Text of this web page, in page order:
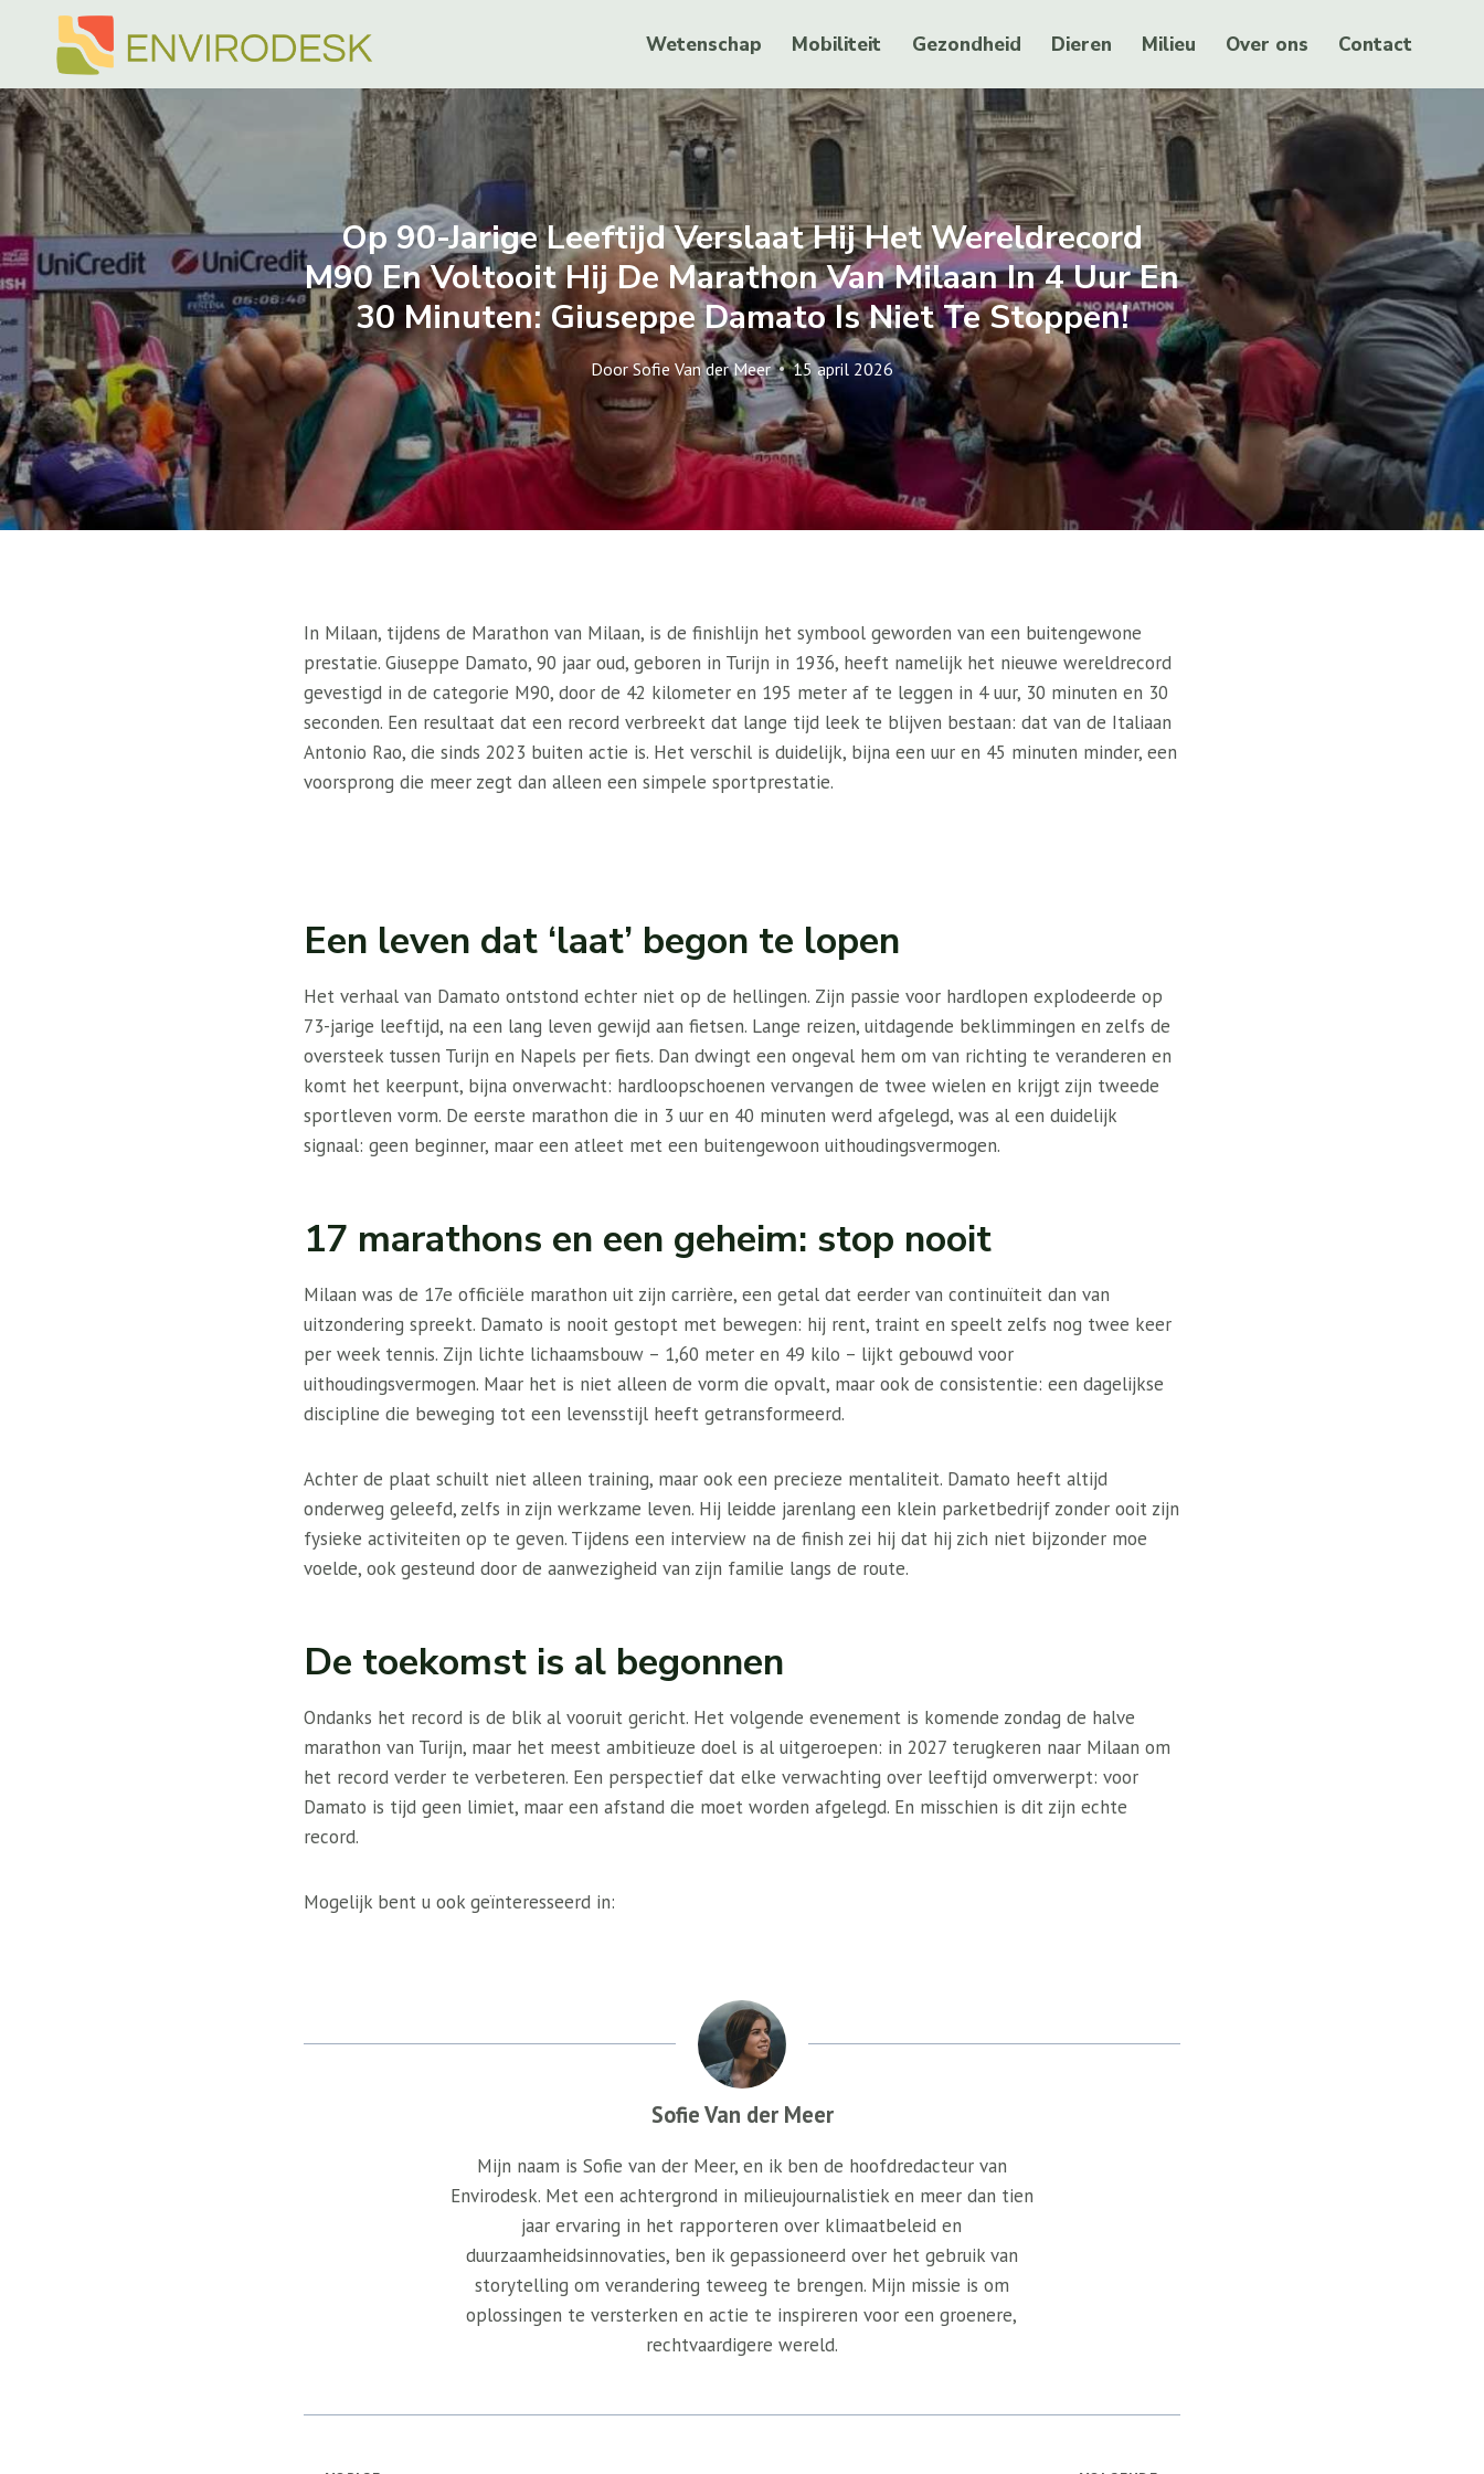
Doorgaan
Wetenschap Mobiliteit Gezondheid Dieren Milieu Over ons Contact
Op 90-Jarige Leeftijd Verslaat Hij Het Wereldrecord
M90 En Voltooit Hij De Marathon Van Milaan In 4 Uur En
30 Minuten: Giuseppe Damato Is Niet Te Stoppen!
DoorSofie Van der Meer 15 april 2026
In Milaan, tijdens de Marathon van Milaan, is de finishlijn het symbool geworden van een buitengewone
prestatie. Giuseppe Damato, 90 jaar oud, geboren in Turijn in 1936, heeft namelijk het nieuwe wereldrecord
gevestigd in de categorie M90, door de 42 kilometer en 195 meter af te leggen in 4 uur, 30 minuten en 30
seconden. Een resultaat dat een record verbreekt dat lange tijd leek te blijven bestaan: dat van de Italiaan
Antonio Rao, die sinds 2023 buiten actie is. Het verschil is duidelijk, bijna een uur en 45 minuten minder, een
voorsprong die meer zegt dan alleen een simpele sportprestatie.
Een leven dat ‘laat’ begon te lopen
Het verhaal van Damato ontstond echter niet op de hellingen. Zijn passie voor hardlopen explodeerde op
73-jarige leeftijd, na een lang leven gewijd aan fietsen. Lange reizen, uitdagende beklimmingen en zelfs de
oversteek tussen Turijn en Napels per fiets. Dan dwingt een ongeval hem om van richting te veranderen en
komt het keerpunt, bijna onverwacht: hardloopschoenen vervangen de twee wielen en krijgt zijn tweede
sportleven vorm. De eerste marathon die in 3 uur en 40 minuten werd afgelegd, was al een duidelijk
signaal: geen beginner, maar een atleet met een buitengewoon uithoudingsvermogen.
17 marathons en een geheim: stop nooit
Milaan was de 17e officiële marathon uit zijn carrière, een getal dat eerder van continuïteit dan van
uitzondering spreekt. Damato is nooit gestopt met bewegen: hij rent, traint en speelt zelfs nog twee keer
per week tennis. Zijn lichte lichaamsbouw – 1,60 meter en 49 kilo – lijkt gebouwd voor
uithoudingsvermogen. Maar het is niet alleen de vorm die opvalt, maar ook de consistentie: een dagelijkse
discipline die beweging tot een levensstijl heeft getransformeerd.
Achter de plaat schuilt niet alleen training, maar ook een precieze mentaliteit. Damato heeft altijd
onderweg geleefd, zelfs in zijn werkzame leven. Hij leidde jarenlang een klein parketbedrijf zonder ooit zijn
fysieke activiteiten op te geven. Tijdens een interview na de finish zei hij dat hij zich niet bijzonder moe
voelde, ook gesteund door de aanwezigheid van zijn familie langs de route.
De toekomst is al begonnen
Ondanks het record is de blik al vooruit gericht. Het volgende evenement is komende zondag de halve
marathon van Turijn, maar het meest ambitieuze doel is al uitgeroepen: in 2027 terugkeren naar Milaan om
het record verder te verbeteren. Een perspectief dat elke verwachting over leeftijd omverwerpt: voor
Damato is tijd geen limiet, maar een afstand die moet worden afgelegd. En misschien is dit zijn echte
record.
Mogelijk bent u ook geïnteresseerd in:
Sofie Van der Meer
Mijn naam is Sofie van der Meer, en ik ben de hoofdredacteur van
Envirodesk. Met een achtergrond in milieujournalistiek en meer dan tien
jaar ervaring in het rapporteren over klimaatbeleid en
duurzaamheidsinnovaties, ben ik gepassioneerd over het gebruik van
storytelling om verandering teweeg te brengen. Mijn missie is om
oplossingen te versterken en actie te inspireren voor een groenere,
rechtvaardigere wereld.